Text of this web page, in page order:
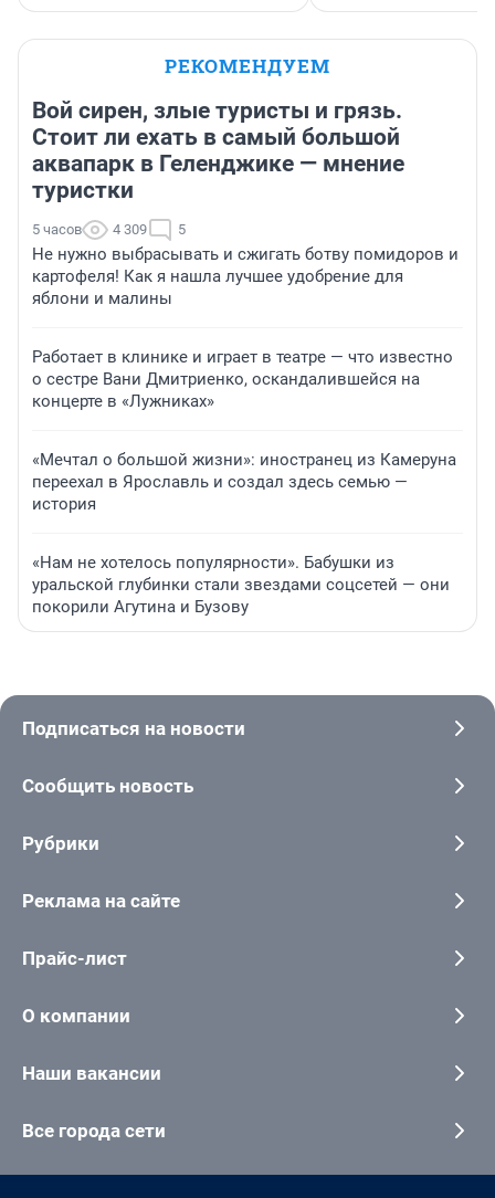
РЕКОМЕНДУЕМ
Вой сирен, злые туристы и грязь.
Стоит ли ехать в самый большой
аквапарк в Геленджике — мнение
туристки
5 часов 4 309 5
Не нужно выбрасывать и сжигать ботву помидоров и
картофеля! Как я нашла лучшее удобрение для
яблони и малины
Работает в клинике и играет в театре — что известно
о сестре Вани Дмитриенко, оскандалившейся на
концерте в «Лужниках»
«Мечтал о большой жизни»: иностранец из Камеруна
переехал в Ярославль и создал здесь семью —
история
«Нам не хотелось популярности». Бабушки из
уральской глубинки стали звездами соцсетей — они
покорили Агутина и Бузову
Подписаться на новости
Сообщить новость
Рубрики
Реклама на сайте
Прайс-лист
О компании
Наши вакансии
Все города сети